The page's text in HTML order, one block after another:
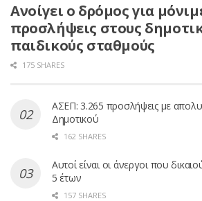
Ανοίγει ο δρόμος για
προσλήψεις στους
παιδικούς σταθμούς
175 SHARES
ΑΣΕΠ: 3.265 προσλήψεις με
Δημοτικού
162 SHARES
Αυτοί είναι οι άνεργοι που
5 έτων
157 SHARES